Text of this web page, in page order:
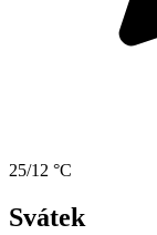
25/12 °C
Svátek